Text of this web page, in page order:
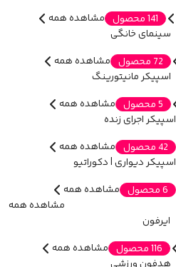
141 محصول
مشاهده همه
سینمای خانگی
72 محصول
مشاهده همه
اسپیکر مانیتورینگ
5 محصول
مشاهده همه
اسپیکر اجرای زنده
42 محصول
مشاهده همه
اسپیکر دیواری | دکوراتیو
6 محصول
مشاهده همه
مشاهده همه
ایرفون
116 محصول
مشاهده همه